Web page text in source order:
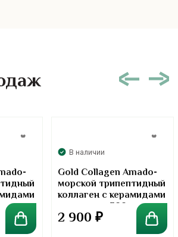
В наличии
Gold Collagen Amado-
морской трипептидный
коллаген с керамидами
в порошке. 300 грамм
2 900 ₽